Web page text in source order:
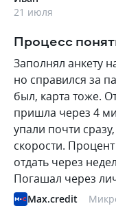
21 июля
Процесс
Заполнял анкету
но справился за
был, карта тоже.
пришла через 4
упали почти
скорости.
отдать через
Погашал через
Max.credit